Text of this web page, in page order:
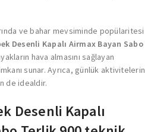
ve bahar mevsiminde popülaritesi
Desenli Kapalı Airmax Bayan Sabo
hava almasını sağlayan
sunar. Ayrıca, günlük aktivitelerin
de idealdir.
Desenli Kapalı